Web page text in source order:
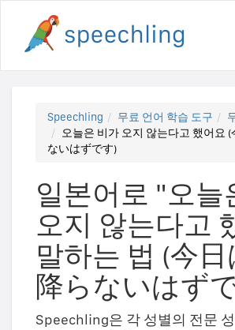
Speechling 무료 언어 학습 도구
오늘은 비가 오지 않는다고 했어요
ないはずです)
일본어로 "오늘
오지 않는다고
말하는 법 (今
降らないはず
Speechling은 각 성별의 전문